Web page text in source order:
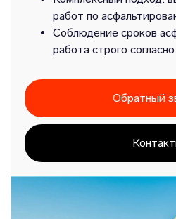
работ по
Соблюдение сроков
работа строго
Обратный